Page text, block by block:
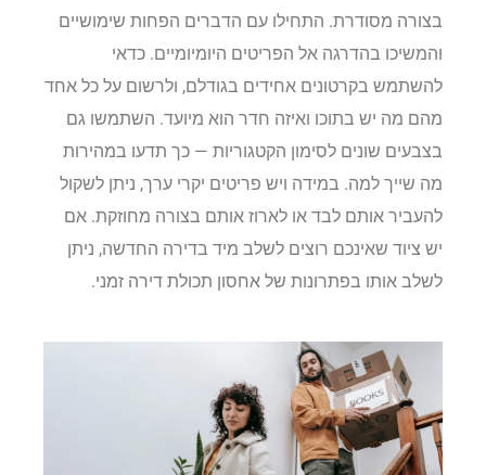
בצורה מסודרת. התחילו עם הדברים הפחות שימושיים
והמשיכו בהדרגה אל הפריטים היומיומיים. כדאי
להשתמש בקרטונים אחידים בגודלם, ולרשום על כל אחד
מהם מה יש בתוכו ואיזה חדר הוא מיועד. השתמשו גם
בצבעים שונים לסימון הקטגוריות — כך תדעו במהירות
מה שייך למה. במידה ויש פריטים יקרי ערך, ניתן לשקול
להעביר אותם לבד או לארוז אותם בצורה מחוזקת. אם
יש ציוד שאינכם רוצים לשלב מיד בדירה החדשה, ניתן
לשלב אותו בפתרונות של אחסון תכולת דירה זמני.